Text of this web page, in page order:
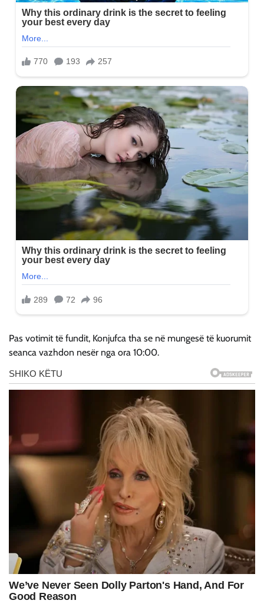
Pas votimit të fundit, Konjufca tha se në mungesë të kuorumit
seanca vazhdon nesër nga ora 10:00.